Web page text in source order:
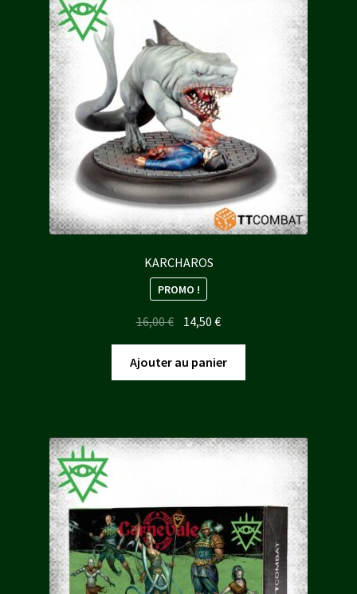
KARCHAROS
PROMO !
16,00€ Le
prix
initial
était :
14,50€Le
prix
actuel
est :
Ajouter au panier